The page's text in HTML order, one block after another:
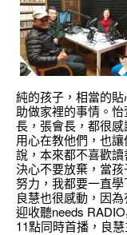
純的孩子，相當的
助做家裡的事情。
長，張會長，都很
用心在教他們，也
說，本來都不喜歡
決心不要放棄，當
努力，我都要一直
良慧也很感動，因
迎收聽needs
11點同時首播，良